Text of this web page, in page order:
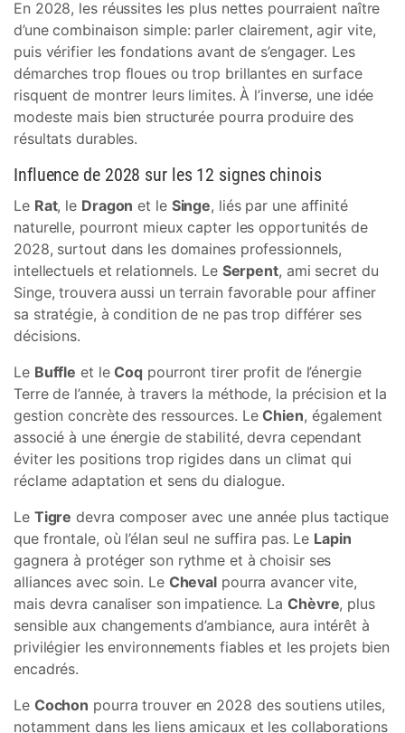
En 2028, les réussites les plus nettes pourraient naître
d’une combinaison simple: parler clairement, agir vite,
puis vérifier les fondations avant de s’engager. Les
démarches trop floues ou trop brillantes en surface
risquent de montrer leurs limites. À l’inverse, une idée
modeste mais bien structurée pourra produire des
résultats durables.
Influence de 2028 sur les 12 signes chinois
Le Rat, le Dragon et le Singe, liés par une affinité
naturelle, pourront mieux capter les opportunités de
2028, surtout dans les domaines professionnels,
intellectuels et relationnels. Le Serpent, ami secret du
Singe, trouvera aussi un terrain favorable pour affiner
sa stratégie, à condition de ne pas trop différer ses
décisions.
Le Buffle et leCoq pourront tirer profit de l’énergie
Terre de l’année, à travers la méthode, la précision et la
gestion concrète des ressources. LeChien, également
associé à une énergie de stabilité, devra cependant
éviter les positions trop rigides dans un climat qui
réclame adaptation et sens du dialogue.
Le Tigre devra composer avec une année plus tactique
que frontale, où l’élan seul ne suffira pas. Le Lapin
gagnera à protéger son rythme et à choisir ses
alliances avec soin. Le Cheval pourra avancer vite,
mais devra canaliser son impatience. La Chèvre, plus
sensible aux changements d’ambiance, aura intérêt à
privilégier les environnements fiables et les projets bien
encadrés.
Le Cochon pourra trouver en 2028 des soutiens utiles,
notamment dans les liens amicaux et les collaborations